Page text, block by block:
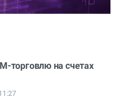
торговлю на счетах